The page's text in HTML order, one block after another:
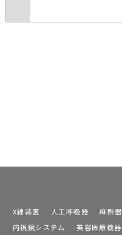
X線装置 人工呼吸器 麻酔器
内視鏡システム
美容医療機器